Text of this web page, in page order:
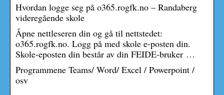
Hvordan logge seg på o365.rogfk.no – Randaberg
videregående skole
Åpne nettleseren din og gå til nettstedet:
o365.rogfk.no. Logg på med skole e-posten din.
Skole-eposten din består av din FEIDE-bruker …
Programmene Teams/ Word/ Excel / Powerpoint /
osv